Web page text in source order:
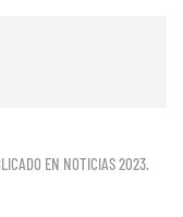
EN NOTICIAS 2023.